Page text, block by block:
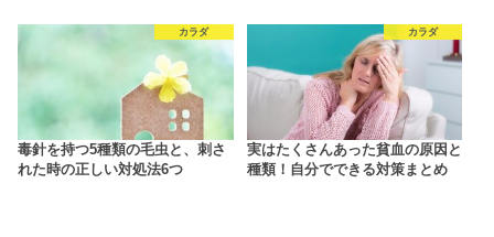
カラダ
毒針を持つ5種類の毛虫と、刺さ
れた時の正しい対処法6つ
カラダ
実はたくさんあった貧血の原因と
種類！自分でできる対策まとめ